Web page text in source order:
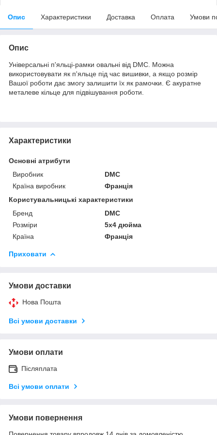
Опис Характеристики Доставка Оплата Умови
Опис
Універсальні п'яльці-рамки овальні від DMC. Можна
використовувати як п'яльце під час вишивки, а якщо розмір
Вашої роботи дає змогу залишити їх як рамочки. Є акуратне
металеве кільце для підвішування роботи.
Характеристики
Основні атрибути
Виробник
DMC
Країна виробник
Франція
Користувальницькі характеристики
Бренд
DMC
Розміри
5х4 дюйма
Країна
Франція
Приховати
Умови доставки
Нова Пошта
Всі умови доставки
Умови оплати
Післяплата
Всі умови оплати
Умови повернення